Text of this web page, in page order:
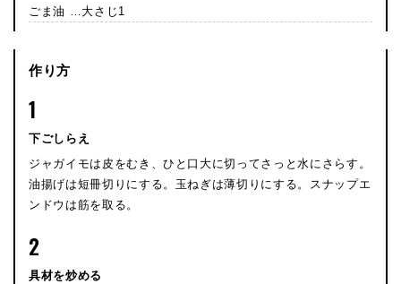
ごま油 …大さじ1
作り方
1
下ごしらえ
ジャガイモは皮をむき、ひと口大に切ってさっと水にさらす。
油揚げは短冊切りにする。玉ねぎは薄切りにする。スナップエ
ンドウは筋を取る。
2
具材を炒める